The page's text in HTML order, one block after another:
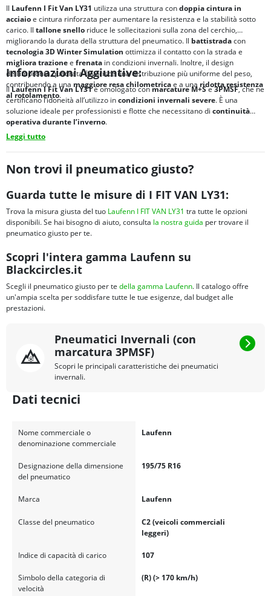
Il Laufenn I Fit Van LY31 utilizza una struttura condoppia cintura in
acciaioe cintura rinforzata per aumentare la resistenza e la stabilità sotto
carico. Il tallone snello riduce le sollecitazioni sulla zona del cerchio,
migliorando la durata della struttura del pneumatico. Il battistradacon
tecnologia3D Winter Simulation ottimizza il contatto con la strada e
miglioratrazionee frenata in condizioni invernali. Inoltre, il design
dell’impronta quadrata favorisce una distribuzione più uniforme del peso,
contribuendo a una maggiore resa chilometricae a unaridottaresistenza
al rotolamento.
Informazioni Aggiuntive:
IlLaufenn I Fit Van LY31è omologato conmarcatureM+Se3PMSF, che ne
certificano l’idoneità all’utilizzo incondizioni invernali severe. È una
soluzione ideale per professionisti e flotte che necessitano di continuità
operativa durante l’inverno.
Leggi tutto
Non trovi il pneumatico giusto?
Guarda tutte le misure di I FIT VAN LY31:
Trova la misura giusta del tuo Laufenn I FIT VAN LY31 tra tutte le opzioni
disponibili. Se hai bisogno di aiuto, consulta la nostra guida per trovare il
pneumatico giusto per te.
Scopri l'intera gamma Laufenn su
Blackcircles.it
Scegli il pneumatico giusto per te della gamma Laufenn. Il catalogo offre
un'ampia scelta per soddisfare tutte le tue esigenze, dal budget alle
prestazioni.
Pneumatici Invernali (con
marcatura 3PMSF)
Scopri le principali caratteristiche dei pneumatici
invernali.
Dati tecnici
Nome commerciale o
denominazione commerciale
Laufenn
Designazione della dimensione
del pneumatico
195/75 R16
Marca Laufenn
Classe del pneumatico
C2 (veicoli commerciali
leggeri)
Indice di capacità di carico 107
Simbolo della categoria di
velocità
(R) (> 170 km/h)